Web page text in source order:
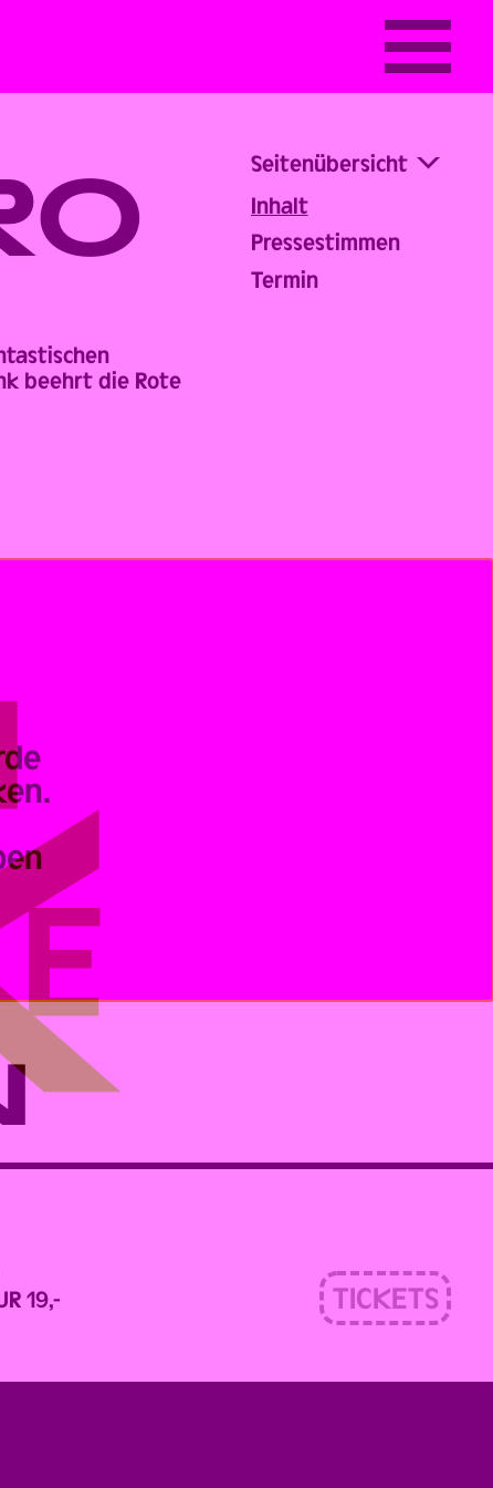
Seitenübersicht
Inhalt
Pressestimmen
Termin
beehrt die Rote
19,- TICKETS